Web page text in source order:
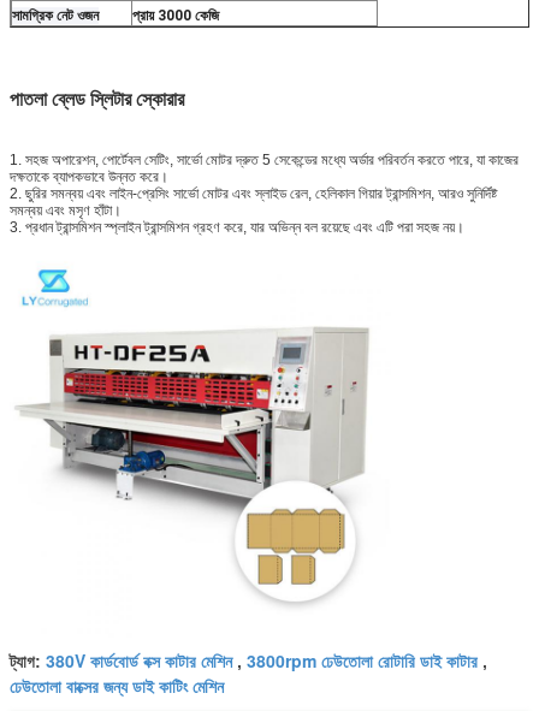
সামগ্রিক নেট ওজন
প্রায় 3000 কেজি
পাতলা ব্লেড স্লিটার স্কোরার
1. সহজ অপারেশন, পোর্টেবল সেটিং, সার্ভো মোটর দ্রুত 5 সেকেন্ডের মধ্যে অর্ডার পরিবর্তন করতে পারে, যা কাজের
দক্ষতাকে ব্যাপকভাবে উন্নত করে।
2. ছুরির সমন্বয় এবং লাইন-প্রেসিং সার্ভো মোটর এবং স্লাইড রেল, হেলিকাল গিয়ার ট্রান্সমিশন, আরও সুনির্দিষ্ট
সমন্বয় এবং মসৃণ হাঁটা।
3. প্রধান ট্রান্সমিশন স্প্লাইন ট্রান্সমিশন গ্রহণ করে, যার অভিন্ন বল রয়েছে এবং এটি পরা সহজ নয়।
ট্যাগ: 380V কার্ডবোর্ড বক্স কাটার মেশিন, 3800rpm ঢেউতোলা রোটারি ডাই কাটার ,
ঢেউতোলা বাক্সের জন্য ডাই কাটিং মেশিন